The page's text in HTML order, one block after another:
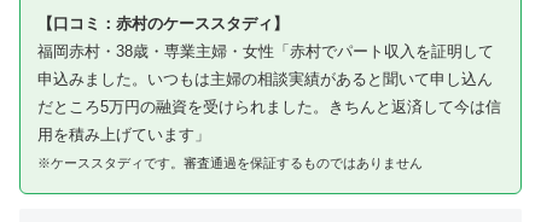
【口コミ：赤村のケーススタディ】
福岡赤村・38歳・専業主婦・女性「赤村でパート収入を証明して
申込みました。いつもは主婦の相談実績があると聞いて申し込ん
だところ5万円の融資を受けられました。きちんと返済して今は信
用を積み上げています」
※ケーススタディです。審査通過を保証するものではありません